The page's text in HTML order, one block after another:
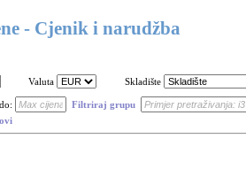
- Cjenik i narudžba
Valuta
Skladište
do:
Filtriraj grupu